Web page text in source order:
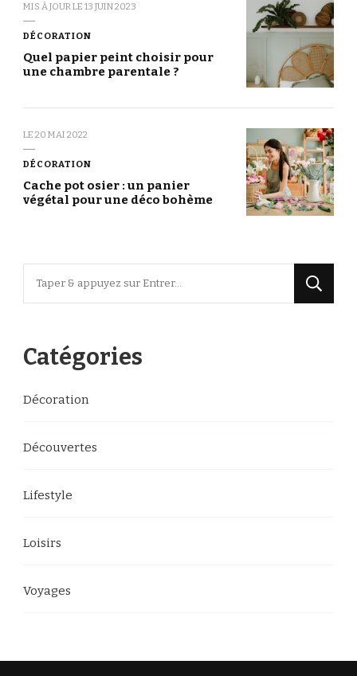
MIS À JOUR LE 13 JUIN 2023
DÉCORATION
Quel papier peint choisir pour
une chambre parentale ?
LE 20 MAI 2022
DÉCORATION
Cache pot osier : un panier
végétal pour une déco bohème
?
Catégories
Décoration
Découvertes
Lifestyle
Loisirs
Voyages